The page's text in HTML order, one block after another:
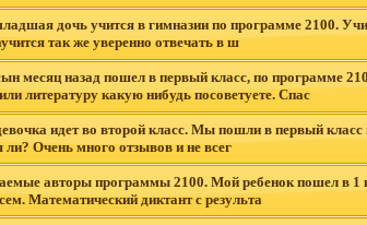
дочь учится в гимназии по программе 2100.
так же уверенно отвечать в ш
месяц назад пошел в первый класс, по программе
литературу какую нибудь посоветуете. Спас
идет во второй класс. Мы пошли в первый
ли? Очень много отзывов и не всег
авторы программы 2100. Мой ребенок пошел в 1
Математический диктант с результа